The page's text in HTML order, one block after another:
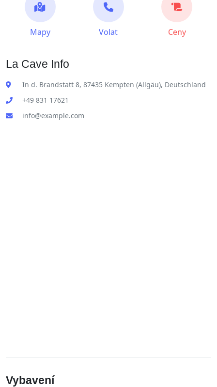
Mapy Volat Ceny
La Cave Info
In d. Brandstatt 8, 87435 Kempten (Allgäu), Deutschland
+49 831 17621
info@example.com
Vybavení